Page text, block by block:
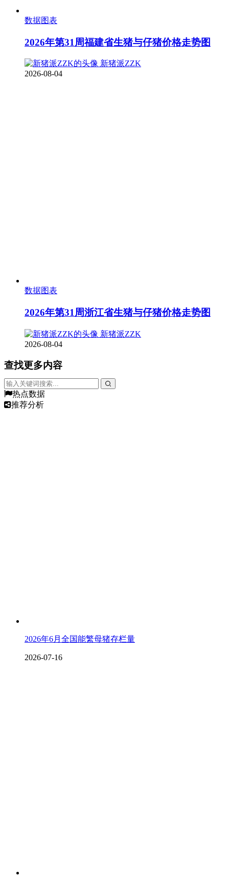
数据图表
2026年第31周福建省生猪与仔猪价格走势图
新猪派ZZK
2026-08-04
数据图表
2026年第31周浙江省生猪与仔猪价格走势图
新猪派ZZK
2026-08-04
查找更多内容
热点数据
推荐分析
2026年6月全国能繁母猪存栏量
2026-07-16